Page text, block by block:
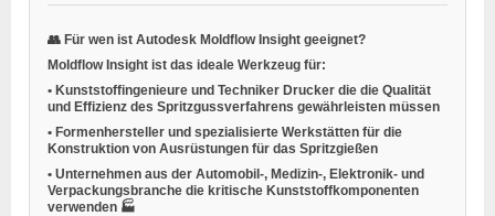
👥 Für wen ist Autodesk Moldflow Insight geeignet?
Moldflow Insight ist das ideale Werkzeug für:
• Kunststoffingenieure und Techniker Drucker die die Qualität
und Effizienz des Spritzgussverfahrens gewährleisten müssen
• Formenhersteller und spezialisierte Werkstätten für die
Konstruktion von Ausrüstungen für das Spritzgießen
• Unternehmen aus der Automobil-, Medizin-, Elektronik- und
Verpackungsbranche die kritische Kunststoffkomponenten
verwenden 🏭